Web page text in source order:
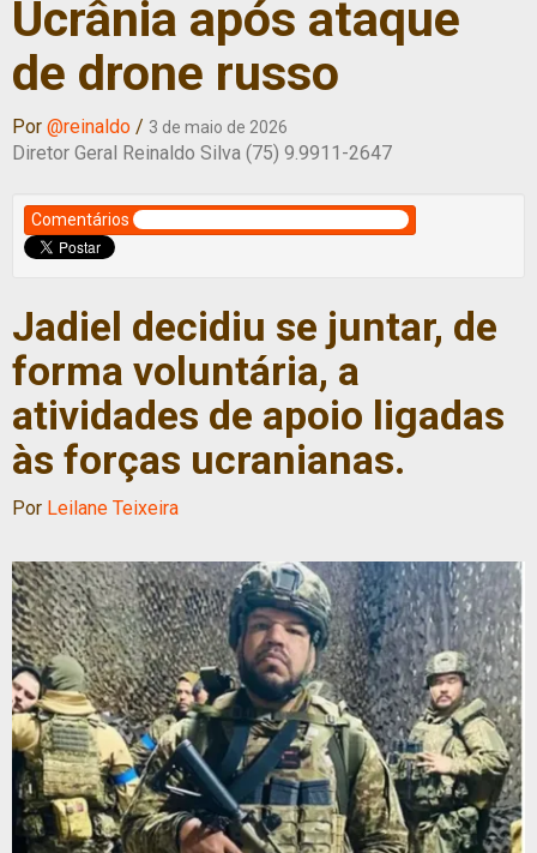
Ucrânia após ataque
de drone russo
Por @reinaldo / 3 de maio de 2026
Diretor Geral Reinaldo Silva (75) 9.9911-2647
Comentários
Jadiel decidiu se juntar, de
forma voluntária, a
atividades de apoio ligadas
às forças ucranianas.
Por Leilane Teixeira